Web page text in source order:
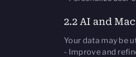
2.2 AI and
Your data may be
- Improve and